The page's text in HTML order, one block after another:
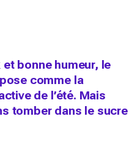
bonne humeur, le
comme la
de l’été. Mais
tomber dans le sucre